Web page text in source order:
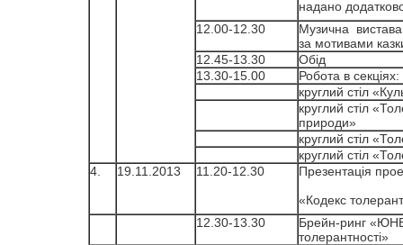
надано
12.00-12.30
Музична
за мотивами
12.45-13.30
Обід
13.30-15.00
Робота в секціях:
круглий стіл
круглий стіл
природи»
круглий стіл
круглий стіл
4.
19.11.2013 11.20-12.30
Презентація
«Кодекс
12.30-13.30
Брейн-ринг
толерантності»